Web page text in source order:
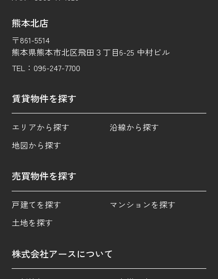
熊本北店
〒861-5514
熊本県熊本市北区飛田３丁目6-25 中村ビル
TEL： 096-247-7700
賃貸物件を探す
エリアから探す
沿線から探す
地図から探す
売買物件を探す
戸建てを探す
マンションを探す
土地を探す
株式会社アースについて